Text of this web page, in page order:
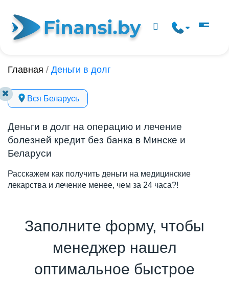
✖
Главная / Деньги в долг
Вся Беларусь
Деньги в долг на операцию и лечение
болезней кредит без банка в Минске и
Беларуси
Расскажем как получить деньги на медицинские
лекарства и лечение менее, чем за 24 часа?!
Заполните форму, чтобы
менеджер нашел
оптимальное быстрое